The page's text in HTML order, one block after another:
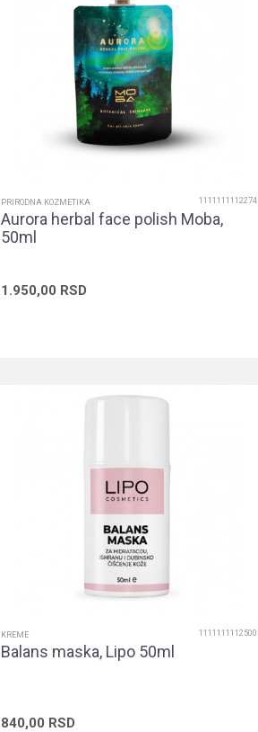
PRIRODNA KOZMETIKA 1111111112274
Aurora herbal face polish Moba,
50ml
1.950,00 RSD
KREME 1111111112500
Balans maska, Lipo 50ml
840,00 RSD